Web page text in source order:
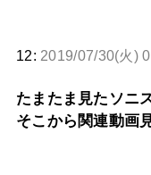
12: 2019/07/30(火)
たまたま見たソニ
そこから関連動画